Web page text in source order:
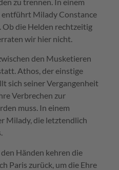
Milady Constance
Ob die Helden rechtzeitig
wir hier nicht.
den Musketieren
Athos, der einstige
sich seiner Vergangenheit
Verbrechen zur
muss. In einem
Milady, die letztendlich
Händen kehren die
Paris zurück, um die Ehre